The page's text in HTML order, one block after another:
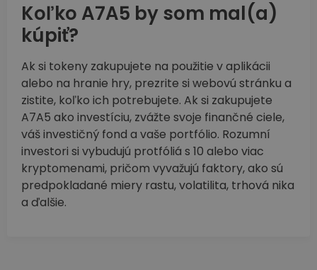
Koľko A7A5 by som mal(a)
kúpiť?
Ak si tokeny zakupujete na použitie v aplikácii
alebo na hranie hry, prezrite si webovú stránku a
zistite, koľko ich potrebujete. Ak si zakupujete
A7A5 ako investíciu, zvážte svoje finančné ciele,
váš investičný fond a vaše portfólio. Rozumní
investori si vybudujú protfóliá s 10 alebo viac
kryptomenami, pričom vyvažujú faktory, ako sú
predpokladané miery rastu, volatilita, trhová nika
a ďalšie.